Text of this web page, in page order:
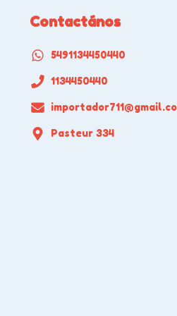
Contactános
5491134450440
1134450440
Pasteur 334